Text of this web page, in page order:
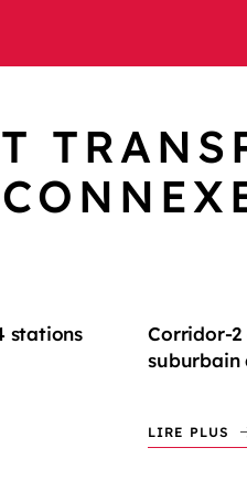
stations
Corridor-
suburbain
LIRE PLUS